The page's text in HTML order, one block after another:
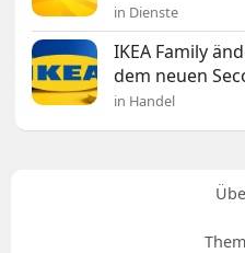
in Dienste
IKEA Family
dem neuen
in Handel